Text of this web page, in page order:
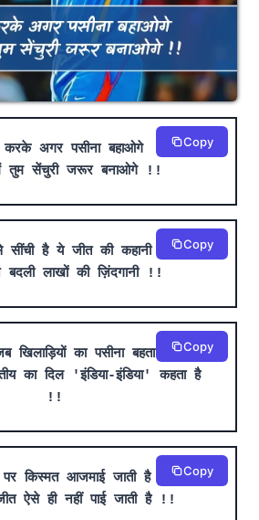
अगर पसीना बहाओगे
तुम सेंचुरी जरूर बनाओगे !!
Copy
सींची है ये जीत की कहानी
लाखों की ज़िंदगानी !!
Copy
खिलाड़ियों का पसीना बहता है
का दिल 'इंडिया-इंडिया' कहता है
!!
Copy
किस्मत आजमाई जाती है
ऐसे ही नहीं पाई जाती है !!
Copy